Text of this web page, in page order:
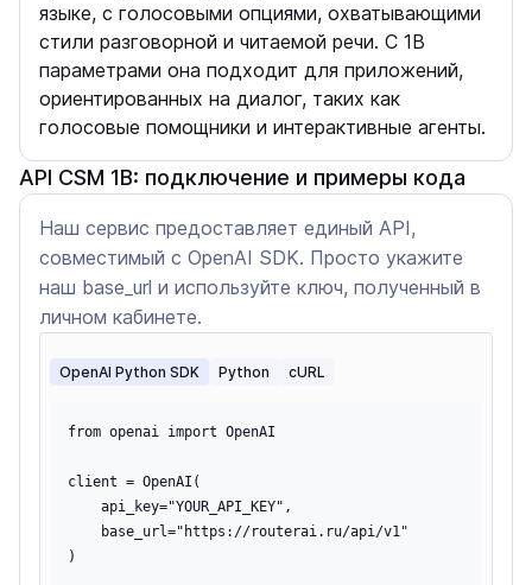
языке, с голосовыми опциями, охватывающими
стили разговорной и читаемой речи. С 1B
параметрами она подходит для приложений,
ориентированных на диалог, таких как
голосовые помощники и интерактивные агенты.
API CSM 1B: подключение и примеры кода
Наш сервис предоставляет единый API,
совместимый с OpenAI SDK. Просто укажите
наш base_url и используйте ключ, полученный в
личном кабинете.
OpenAI Python SDK Python cURL
from openai import OpenAI
client = OpenAI(
    api_key="YOUR_API_KEY",
    base_url="https://routerai.ru/api/v1"
)